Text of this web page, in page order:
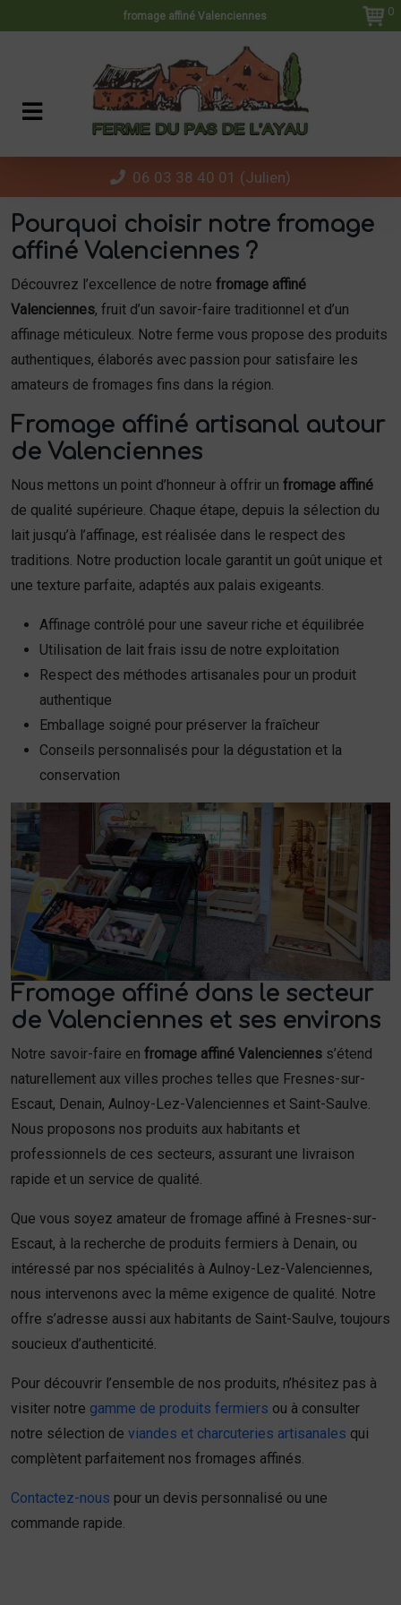
fromage affiné Valenciennes 0
06 03 38 40 01 (Julien)
Pourquoi choisir notre fromage
affiné Valenciennes ?
Découvrez l’excellence de notre fromage affiné
Valenciennes, fruit d’un savoir-faire traditionnel et d’un
affinage méticuleux. Notre ferme vous propose des produits
authentiques, élaborés avec passion pour satisfaire les
amateurs de fromages fins dans la région.
Fromage affiné artisanal autour
de Valenciennes
Nous mettons un point d’honneur à offrir un fromage affiné
de qualité supérieure. Chaque étape, depuis la sélection du
lait jusqu’à l’affinage, est réalisée dans le respect des
traditions. Notre production locale garantit un goût unique et
une texture parfaite, adaptés aux palais exigeants.
Affinage contrôlé pour une saveur riche et équilibrée
Utilisation de lait frais issu de notre exploitation
Respect des méthodes artisanales pour un produit
authentique
Emballage soigné pour préserver la fraîcheur
Conseils personnalisés pour la dégustation et la
conservation
Fromage affiné dans le secteur
de Valenciennes et ses environs
Notre savoir-faire en fromage affiné Valenciennes s’étend
naturellement aux villes proches telles que Fresnes-sur-
Escaut, Denain, Aulnoy-Lez-Valenciennes et Saint-Saulve.
Nous proposons nos produits aux habitants et
professionnels de ces secteurs, assurant une livraison
rapide et un service de qualité.
Que vous soyez amateur de fromage affiné à Fresnes-sur-
Escaut, à la recherche de produits fermiers à Denain, ou
intéressé par nos spécialités à Aulnoy-Lez-Valenciennes,
nous intervenons avec la même exigence de qualité. Notre
offre s’adresse aussi aux habitants de Saint-Saulve, toujours
soucieux d’authenticité.
Pour découvrir l’ensemble de nos produits, n’hésitez pas à
visiter notre gamme de produits fermiers ou à consulter
notre sélection de viandes et charcuteries artisanales qui
complètent parfaitement nos fromages affinés.
Contactez-nous pour un devis personnalisé ou une
commande rapide.
Panneau de gestion des cookies